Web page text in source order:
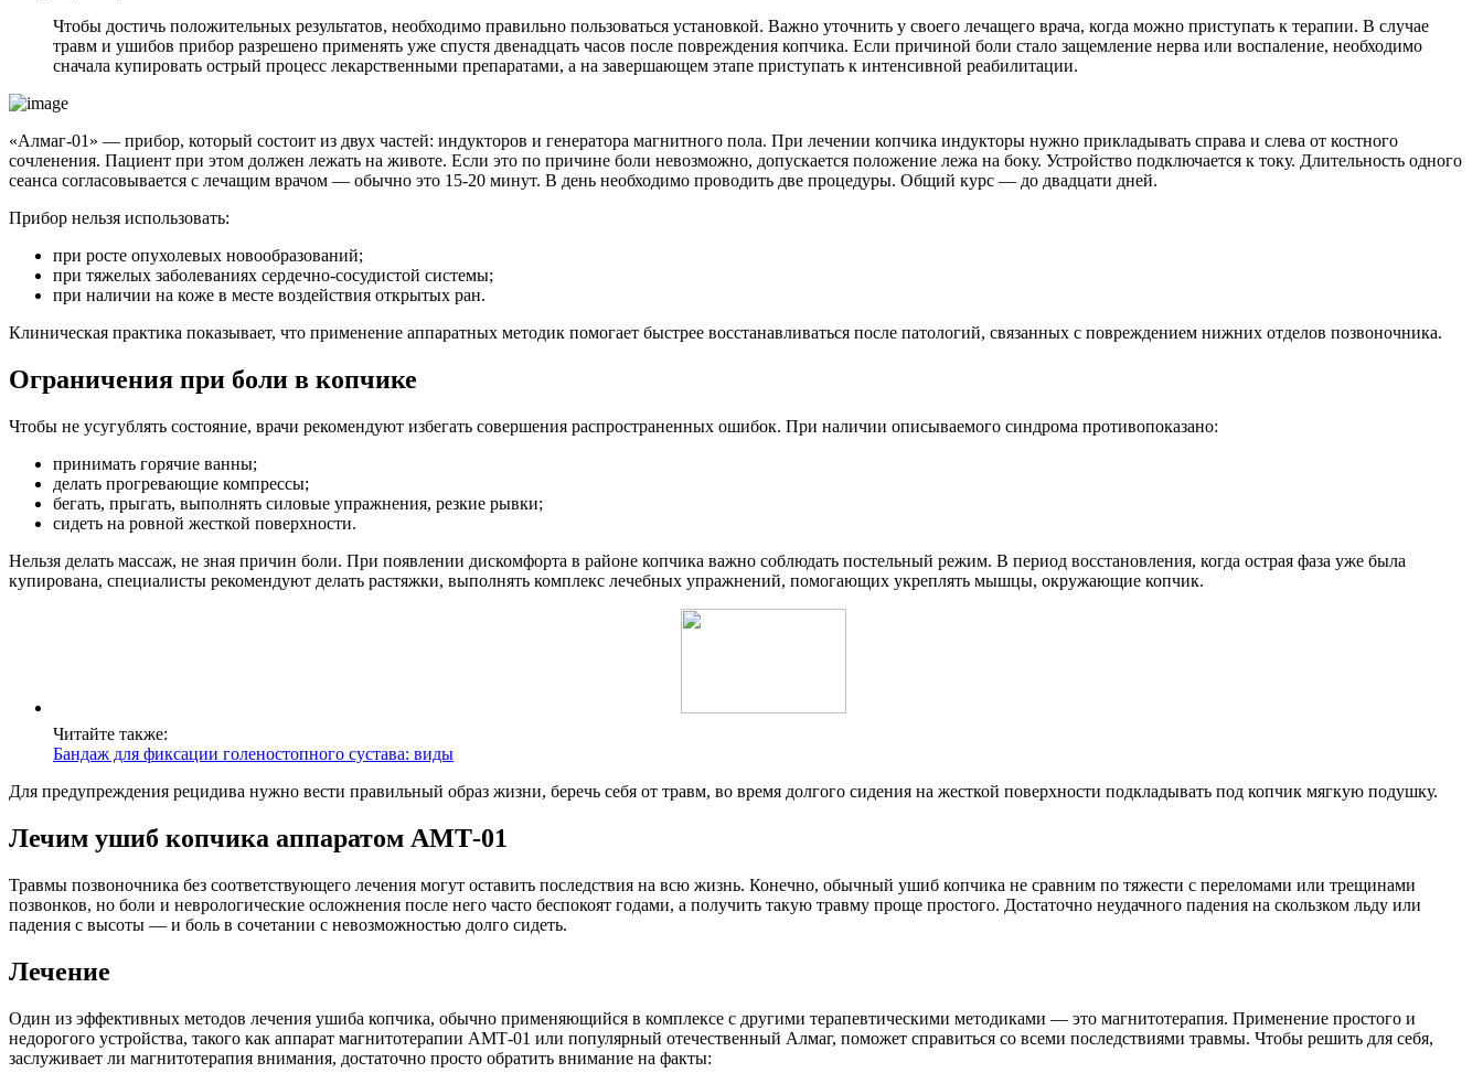
Чтобы достичь положительных результатов, необходимо правильно пользоваться установкой. Важно уточнить у своего лечащего врача, когда можно приступать к терапии. В случае
травм и ушибов прибор разрешено применять уже спустя двенадцать часов после повреждения копчика. Если причиной боли стало защемление нерва или воспаление, необходимо
сначала купировать острый процесс лекарственными препаратами, а на завершающем этапе приступать к интенсивной реабилитации.
«Алмаг-01» — прибор, который состоит из двух частей: индукторов и генератора магнитного пола. При лечении копчика индукторы нужно прикладывать справа и слева от костного
сочленения. Пациент при этом должен лежать на животе. Если это по причине боли невозможно, допускается положение лежа на боку. Устройство подключается к току. Длительность одного
сеанса согласовывается с лечащим врачом — обычно это 15-20 минут. В день необходимо проводить две процедуры. Общий курс — до двадцати дней.
Прибор нельзя использовать:
при росте опухолевых новообразований;
при тяжелых заболеваниях сердечно-сосудистой системы;
при наличии на коже в месте воздействия открытых ран.
Клиническая практика показывает, что применение аппаратных методик помогает быстрее восстанавливаться после патологий, связанных с повреждением нижних отделов позвоночника.
Ограничения при боли в копчике
Чтобы не усугублять состояние, врачи рекомендуют избегать совершения распространенных ошибок. При наличии описываемого синдрома противопоказано:
принимать горячие ванны;
делать прогревающие компрессы;
бегать, прыгать, выполнять силовые упражнения, резкие рывки;
сидеть на ровной жесткой поверхности.
Нельзя делать массаж, не зная причин боли. При появлении дискомфорта в районе копчика важно соблюдать постельный режим. В период восстановления, когда острая фаза уже была
купирована, специалисты рекомендуют делать растяжки, выполнять комплекс лечебных упражнений, помогающих укреплять мышцы, окружающие копчик.
Читайте также:
Бандаж для фиксации голеностопного сустава: виды
Для предупреждения рецидива нужно вести правильный образ жизни, беречь себя от травм, во время долгого сидения на жесткой поверхности подкладывать под копчик мягкую подушку.
Лечим ушиб копчика аппаратом АМТ-01
Травмы позвоночника без соответствующего лечения могут оставить последствия на всю жизнь. Конечно, обычный ушиб копчика не сравним по тяжести с переломами или трещинами
позвонков, но боли и неврологические осложнения после него часто беспокоят годами, а получить такую травму проще простого. Достаточно неудачного падения на скользком льду или
падения с высоты — и боль в сочетании с невозможностью долго сидеть.
Лечение
Один из эффективных методов лечения ушиба копчика, обычно применяющийся в комплексе с другими терапевтическими методиками — это магнитотерапия. Применение простого и
недорогого устройства, такого как аппарат магнитотерапии АМТ-01 или популярный отечественный Алмаг, поможет справиться со всеми последствиями травмы. Чтобы решить для себя,
заслуживает ли магнитотерапия внимания, достаточно просто обратить внимание на факты: